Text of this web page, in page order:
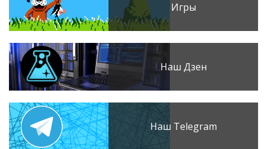
Игры
Наш Дзен
Наш Telegram